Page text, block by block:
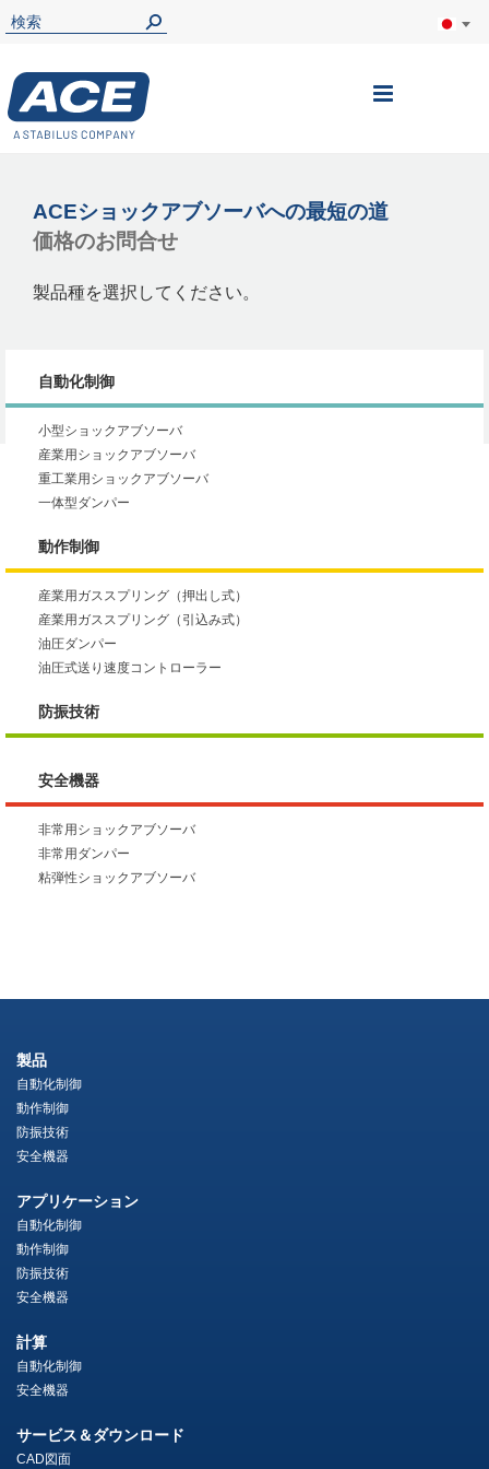
ナ
ACEショックアブソーバへの最短の道
価格のお問合せ
製品種を選択してください。
自動化制御
小型ショックアブソーバ
産業用ショックアブソーバ
重工業用ショックアブソーバ
一体型ダンパー
動作制御
産業用ガススプリング（押出し式）
産業用ガススプリング（引込み式）
油圧ダンパー
油圧式送り速度コントローラー
防振技術
安全機器
非常用ショックアブソーバ
非常用ダンパー
粘弾性ショックアブソーバ
製品
自動化制御
動作制御
防振技術
安全機器
アプリケーション
自動化制御
動作制御
防振技術
安全機器
計算
自動化制御
安全機器
サービス＆ダウンロード
CAD図面